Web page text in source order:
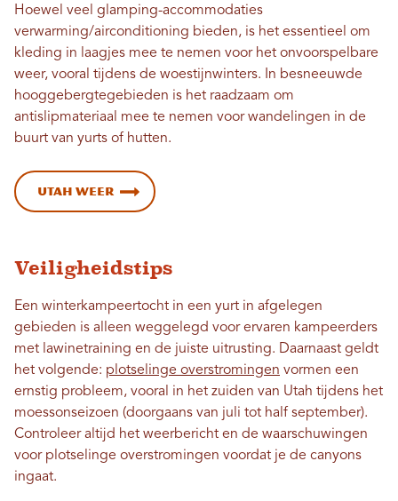
Hoewel veel glamping-accommodaties
verwarming/airconditioning bieden, is het essentieel om
kleding in laagjes mee te nemen voor het onvoorspelbare
weer, vooral tijdens de woestijnwinters. In besneeuwde
hooggebergtegebieden is het raadzaam om
antislipmateriaal mee te nemen voor wandelingen in de
buurt van yurts of hutten.
Utah Weer
Veiligheidstips
Een winterkampeertocht in een yurt in afgelegen
gebieden is alleen weggelegd voor ervaren kampeerders
met lawinetraining en de juiste uitrusting. Daarnaast geldt
het volgende: plotselinge overstromingen vormen een
ernstig probleem, vooral in het zuiden van Utah tijdens het
moessonseizoen (doorgaans van juli tot half september).
Controleer altijd het weerbericht en de waarschuwingen
voor plotselinge overstromingen voordat je de canyons
ingaat.